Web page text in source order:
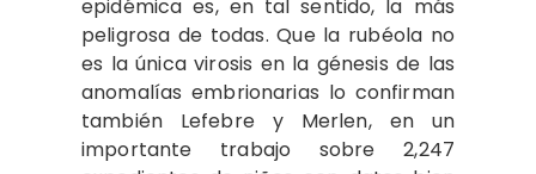
epidémica es, en tal sentido, la más
peligrosa de todas. Que la rubéola no
es la única virosis en la génesis de las
anomalías embrionarias lo confirman
también Lefebre y Merlen, en un
importante trabajo sobre 2,247